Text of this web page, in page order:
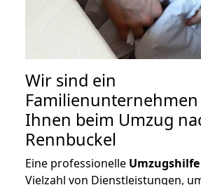
Wir sind ein
Ihnen beim Umzug
Rennbuckel
Eine professionelle Umzugshilfe
Vielzahl von Dienstleistungen,